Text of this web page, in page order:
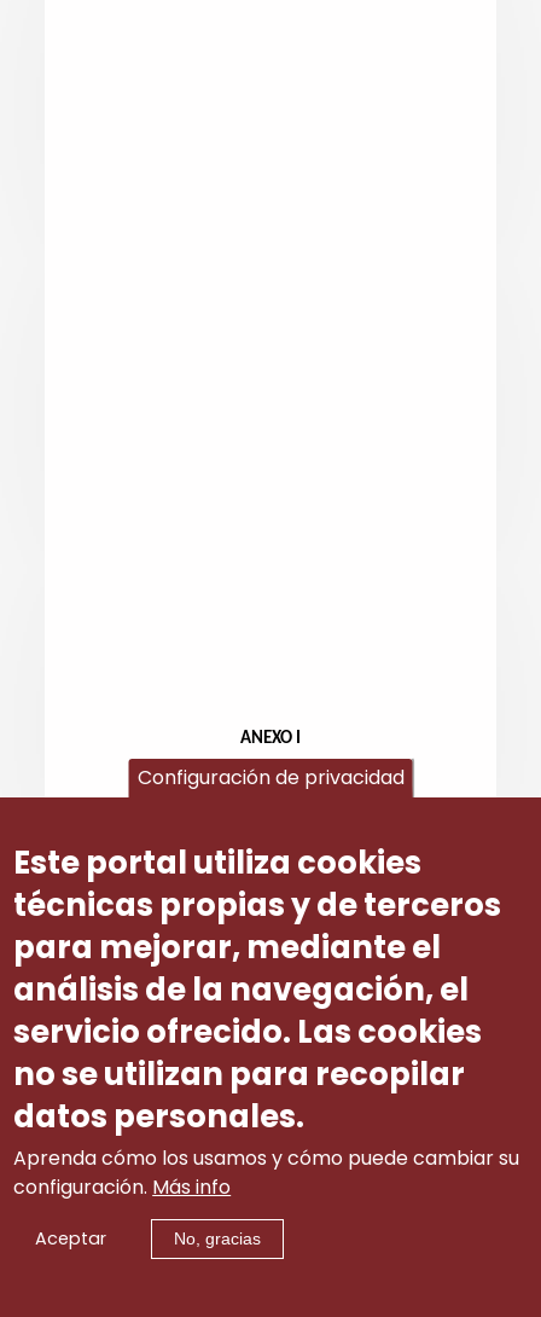
ANEXO I
UNÁNIME SOBRE A VALORACIÓN DA
ORGANIZACIÓNS SINDICAIS CIG, UGT-
GALICIA E SN. DE CC.OO. DE GALICIA
Consideración xeral:
As organizacións sindicais que integran o
observan que, no texto do proxecto
normativo, non se especifica que as
entidades beneficiarias non poidan recibir
contraprestacións económicas das persoas
usuarias ou beneficiarias dos servizos
contratadas, polo que se considera que o
proxecto de orde debería ser taxativo ao
Configuración de privacidad
Este portal utiliza cookies
técnicas propias y de terceros
para mejorar, mediante el
análisis de la navegación, el
servicio ofrecido. Las cookies
no se utilizan para recopilar
datos personales.
Aprenda cómo los usamos y cómo puede cambiar su
configuración. Más info
Aceptar No, gracias